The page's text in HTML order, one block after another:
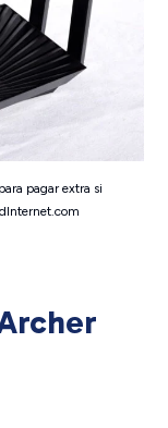
pagar extra si